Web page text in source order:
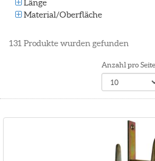
Länge
Material/Oberfläche
131 Produkte wurden gefunden
Anzahl pro Seite